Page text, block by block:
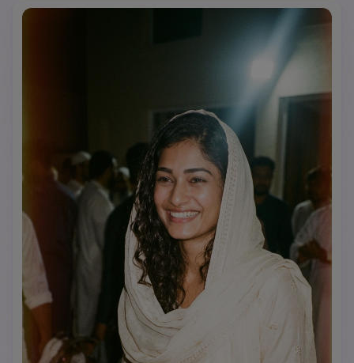
atmosfer dengan sinar cahaya, fotografi realistis
sangat detail dengan komposisi profesional,
penghormatan dan pengabdian spiritual jelas
terlihat, kualitas 8k menangkap momen sholat pagi